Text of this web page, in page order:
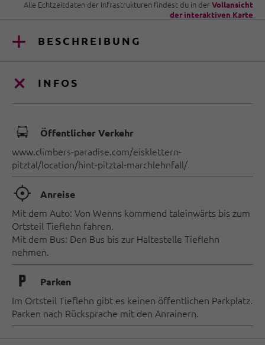
Alle Echtzeitdaten der Infrastrukturen findest du in derVollansicht
der interaktiven Karte
BESCHREIBUNG
INFOS
🕞 Öffentlicher Verkehr
www.climbers-paradise.com/eisklettern-
pitztal/location/hint-pitztal-marchlehnfall/
🞞 Anreise
Mit dem Auto: Von Wenns kommend taleinwärts bis zum
Ortsteil Tieflehn fahren.
Mit dem Bus: Den Bus bis zur Haltestelle Tieflehn
nehmen.
🐈 Parken
Im Ortsteil Tieflehn gibt es keinen öffentlichen Parkplatz.
Parken nach Rücksprache mit den Anrainern.